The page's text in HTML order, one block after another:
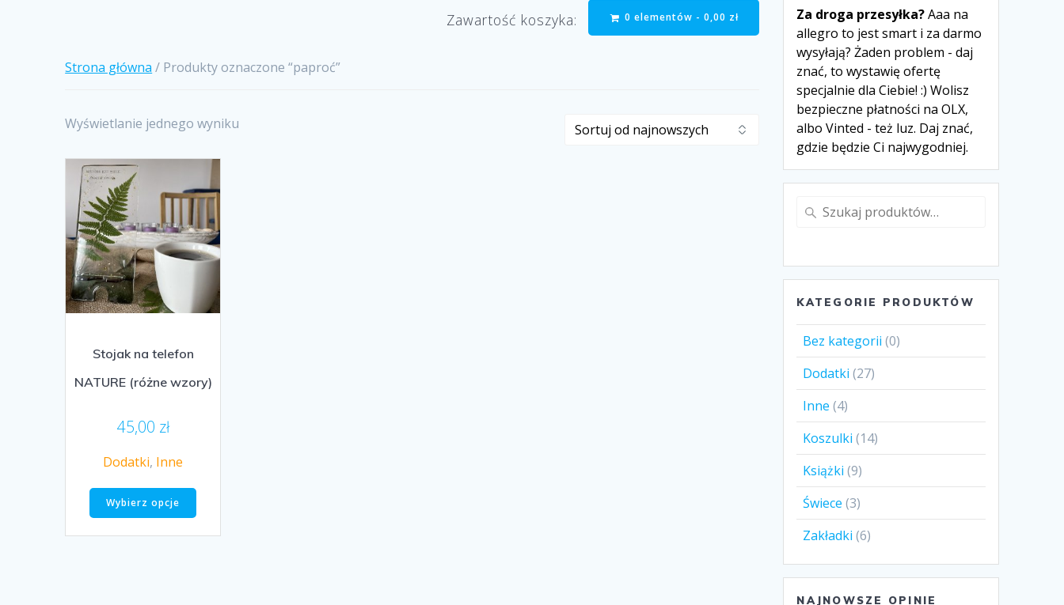
Zawartość koszyka: 0 elementów -0,00 zł
Strona główna / Produkty oznaczone “paproć”
Wyświetlanie jednego wyniku
Stojak na telefon
NATURE (różne wzory)
45,00 zł
Dodatki, Inne
Wybierz opcje
Ten
Za droga przesyłka?Aaa na
allegro to jest smart i za darmo
wysyłają? Żaden problem - daj
znać, to wystawię ofertę
specjalnie dla Ciebie! :) Wolisz
bezpieczne płatności na OLX,
albo Vinted - też luz. Daj znać,
gdzie będzie Ci najwygodniej.
Szukaj:
KATEGORIE PRODUKTÓW
Bez kategorii (0)
Dodatki (27)
Inne (4)
Koszulki (14)
Książki (9)
Świece (3)
Zakładki (6)
NAJNOWSZE OPINIE